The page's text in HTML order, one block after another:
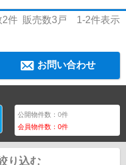
2件 販売数3 戸 1-2件表示
お問い合わせ
公開物件数：0件
会員物件数：0件
り込む